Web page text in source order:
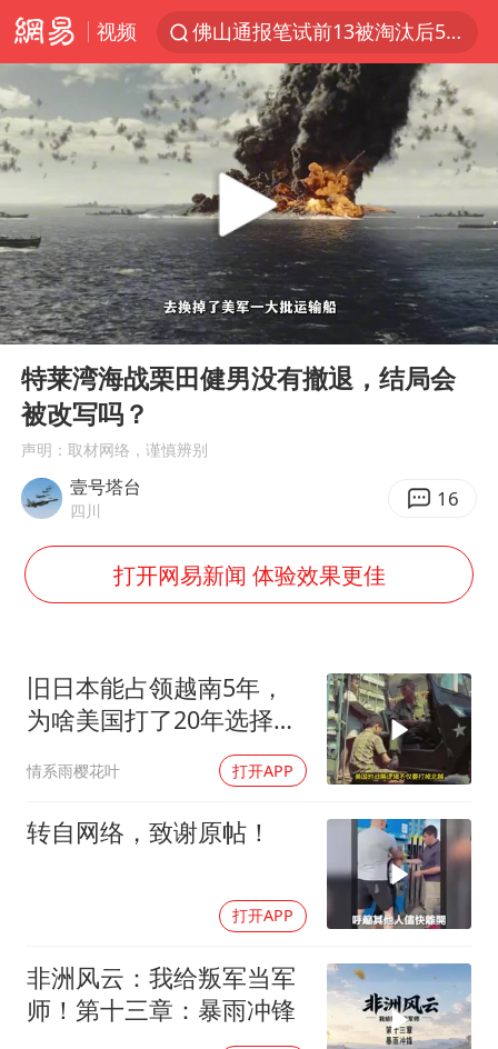
视频
佛山通报笔试前13被淘汰后5名进体检
台风白海豚加强
广东雷州通报特教老师招聘违规事件
国防部回应日本试射“战斧”导弹
“立秋的第一杯奶茶”又爆单了
A股三大股指收涨
泰国校园枪击案死亡人数升至7人
泰国枪击案凶手先杀祖父母后行凶
多方回应侯明昊被曝违反交规
四川宜宾市高县发生4.9级地震
台湾海峡南口北上船舶实施交通管制
“新疆阿勒泰八月能滑雪”不实
江苏发布台风蓝色预警
东方之约 相约未来
Play
00:00 08:11
特莱湾海战栗田健男没有撤退，结局会
被改写吗？
声明：取材网络，谨慎辨别
壹号塔台
四川 16
打开网易新闻 体验效果更佳
旧日本能占领越南5年，
为啥美国打了20年选择撤
情系雨樱花叶 打开APP
转自网络，致谢原帖！
打开APP
非洲风云：我给叛军当军
师！第十三章：暴雨冲锋